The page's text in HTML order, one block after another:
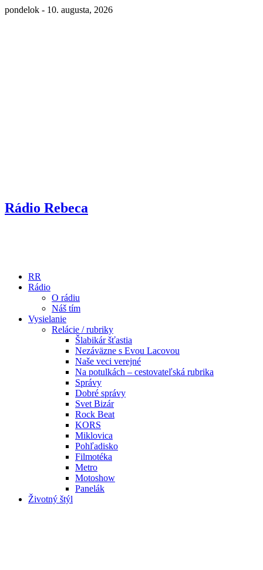
pondelok - 10. augusta, 2026
Rádio Rebeca
RR
Rádio
O rádiu
Náš tím
Vysielanie
Relácie / rubriky
Šlabikár šťastia
Nezáväzne s Evou Lacovou
Naše veci verejné
Na potulkách – cestovateľská rubrika
Správy
Dobré správy
Svet Bizár
Rock Beat
KORS
Miklovica
Pohľadisko
Filmotéka
Metro
Motoshow
Panelák
Životný štýl